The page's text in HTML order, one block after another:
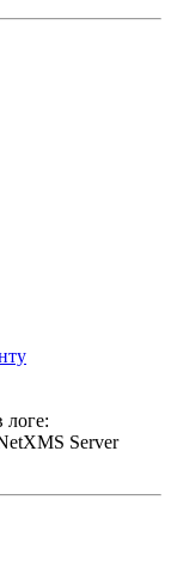
логе:
Server